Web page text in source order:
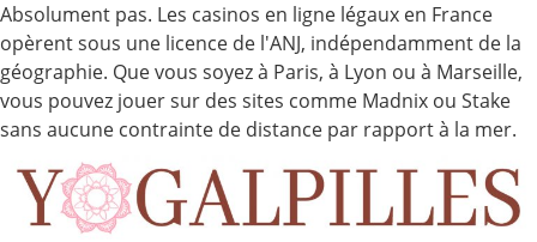
Absolument pas. Les casinos en ligne légaux en France
opèrent sous une licence de l'ANJ, indépendamment de la
géographie. Que vous soyez à Paris, à Lyon ou à Marseille,
vous pouvez jouer sur des sites comme Madnix ou Stake
sans aucune contrainte de distance par rapport à la mer.